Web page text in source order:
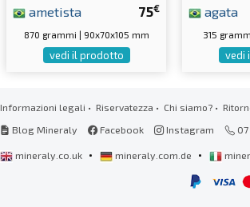
75€
ametista
870 grammi | 90x70x105 mm
vedi il prodotto
agata
315
vedi
Informazioni legali • Riservatezza • Chi siamo? •
Blog Mineraly
Facebook Instagram 07
mineraly.co.uk • mineraly.com.de •